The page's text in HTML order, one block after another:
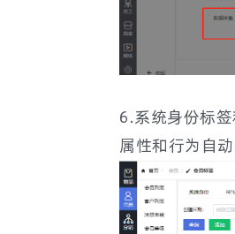
6.系统身份标
属性和行为自